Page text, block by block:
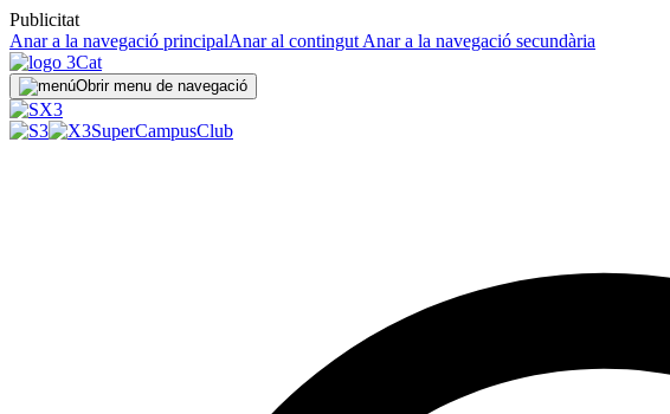
Publicitat
Anar a la navegació principalAnar al contingut Anar a la navegació secundària
Obrir menu de navegació
SuperCampusClub